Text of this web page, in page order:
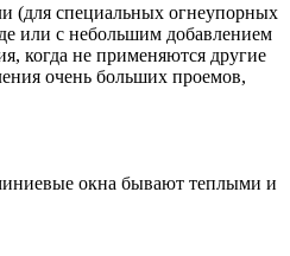
(для специальных огнеупорных
или с небольшим добавлением
когда не применяются другие
очень больших проемов,
окна бывают теплыми и